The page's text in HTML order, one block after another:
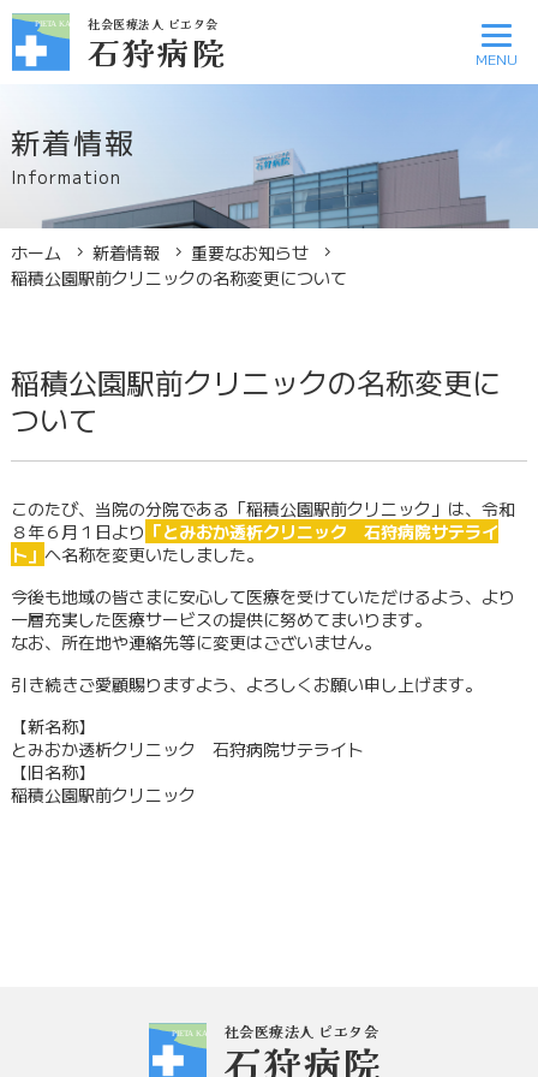
社会医療法人 ピエタ会
石狩病院
社会医療法人 ピエタ会
石狩病院
診療スケジュール
アクセス お問い合わせ
病院案内
入院のご案内
診療科のご案内
部門紹介
採用情報
新着情報
Information
ホーム 新着情報
重要なお知らせ
稲積公園駅前クリニックの名称変更について
稲積公園駅前クリニックの名称変更に
ついて
このたび、当院の分院である「稲積公園駅前クリニック」は、令和
８年６月１日より 「とみおか透析クリニック 石狩病院サテライ
ト」 へ名称を変更いたしました。
今後も地域の皆さまに安心して医療を受けていただけるよう、より
一層充実した医療サービスの提供に努めてまいります。
なお、所在地や連絡先等に変更はございません。
引き続きご愛顧賜りますよう、よろしくお願い申し上げます。
【新名称】
とみおか透析クリニック 石狩病院サテライト
【旧名称】
稲積公園駅前クリニック
社会医療法人 ピエタ会
石狩病院